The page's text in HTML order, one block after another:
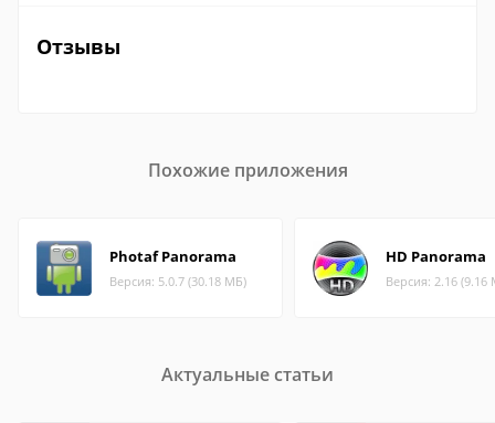
Отзывы
Похожие приложения
Photaf Panorama
Версия: 5.0.7 (30.18 МБ)
HD Panorama
Версия: 2.16 (9.16
Актуальные статьи